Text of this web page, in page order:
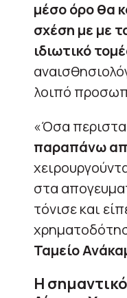
μέσο όρο θα
σχέση με με
ιδιωτικό
λοιπό
«Όσα
παραπάνω
στα
τόνισε και
Ταμείο
Η